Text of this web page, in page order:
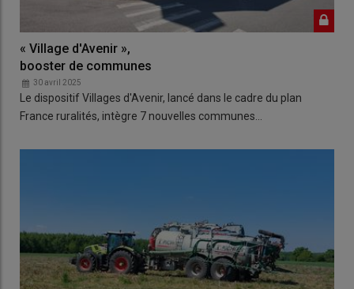
« Village d'Avenir »,
booster de communes
30 avril 2025
Le dispositif Villages d'Avenir, lancé dans le cadre du plan
France ruralités, intègre 7 nouvelles communes…